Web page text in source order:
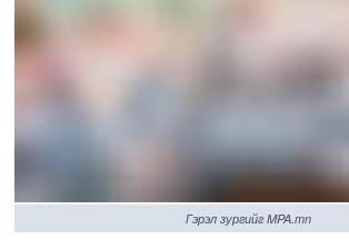
Гэрэл зургийг MPA.mn